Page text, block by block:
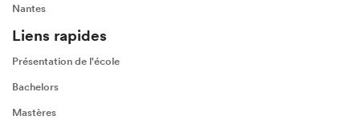
Nantes
Liens rapides
Présentation de l'école
Bachelors
Mastères